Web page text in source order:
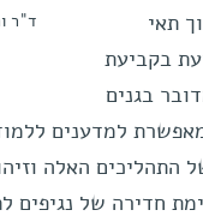
ד"ר
תאי
בקביעת
בגנים
למדענים
התהליכים האלה
חדירה של נגיפים